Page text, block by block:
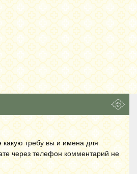
какую требу вы и имена для
через телефон комментарий не